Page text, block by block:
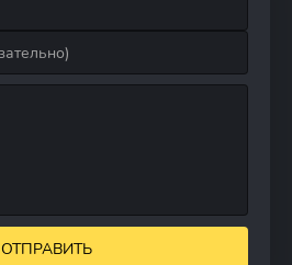
ОТПРАВИТЬ